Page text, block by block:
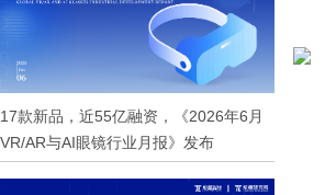
17款新品，近55亿融资，《2026年6月
VR/AR与AI眼镜行业月报》发布